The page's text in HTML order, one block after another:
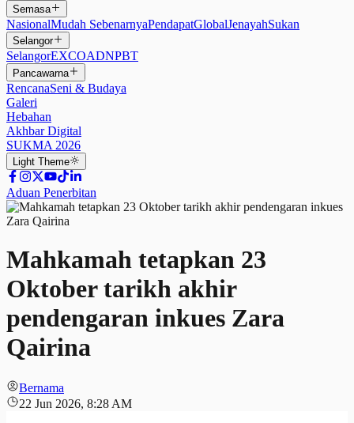
Semasa
NasionalMudah SebenarnyaPendapatGlobalJenayahSukan
Selangor
SelangorEXCOADNPBT
Pancawarna
RencanaSeni & Budaya
Galeri
Hebahan
Akhbar Digital
SUKMA 2026
Light Theme
Aduan Penerbitan
Mahkamah tetapkan 23
Oktober tarikh akhir
pendengaran inkues Zara
Qairina
Bernama
22 Jun 2026, 8:28 AM